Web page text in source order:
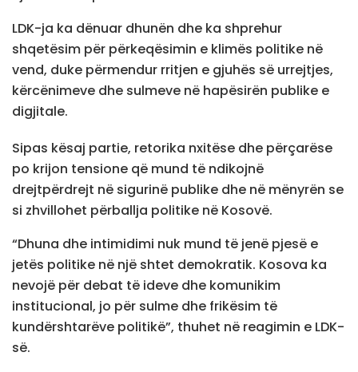
LDK-ja ka dënuar dhunën dhe ka shprehur
shqetësim për përkeqësimin e klimës politike në
vend, duke përmendur rritjen e gjuhës së urrejtjes,
kërcënimeve dhe sulmeve në hapësirën publike e
digjitale.
Sipas kësaj partie, retorika nxitëse dhe përçarëse
po krijon tensione që mund të ndikojnë
drejtpërdrejt në sigurinë publike dhe në mënyrën se
si zhvillohet përballja politike në Kosovë.
“Dhuna dhe intimidimi nuk mund të jenë pjesë e
jetës politike në një shtet demokratik. Kosova ka
nevojë për debat të ideve dhe komunikim
institucional, jo për sulme dhe frikësim të
kundërshtarëve politikë”, thuhet në reagimin e LDK-
së.